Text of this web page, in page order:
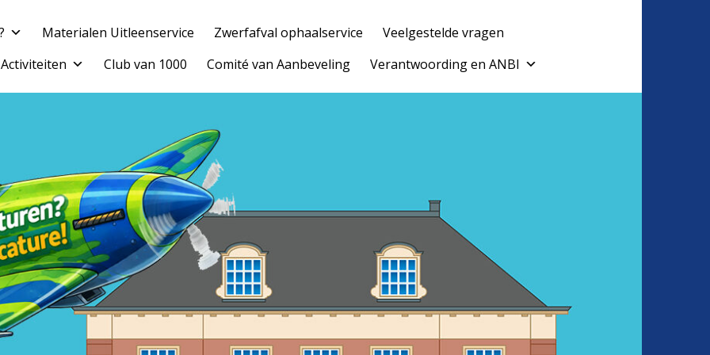
Materialen Uitleenservice Zwerfafval ophaalservice
Veelgestelde vragen
Club van 1000 Comité van Aanbeveling Verantwoording en ANBI